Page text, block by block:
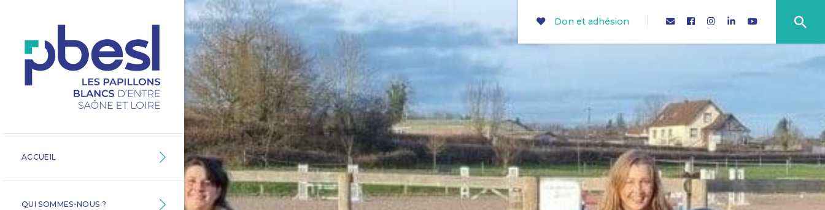
ACCUEIL
QUI SOMMES-NOUS ?
Don et adhésion